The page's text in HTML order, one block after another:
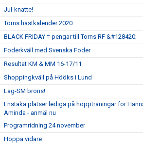
Jul-knatte!
Torns hästkalender 2020
BLACK FRIDAY = pengar till Torns RF &#128420;
Foderkväll med Svenska Foder
Resultat KM & MM 16-17/11
Shoppingkväll på Hööks i Lund
Lag-SM brons!
Enstaka platser lediga på hoppträningar för
Aminda - anmäl nu
Programridning 24 november
Hoppa vidare